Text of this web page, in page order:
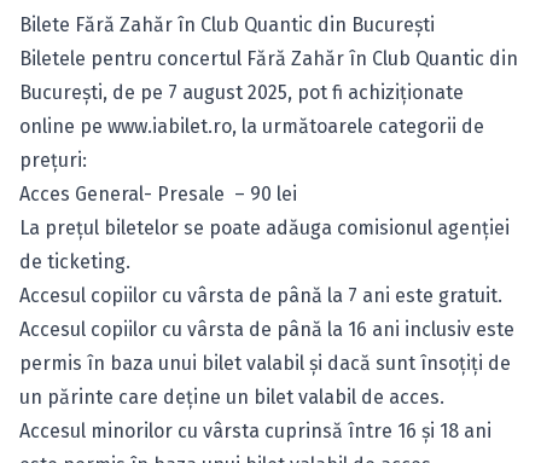
Bilete Fără Zahăr în Club Quantic din București
Biletele pentru concertul Fără Zahăr în Club Quantic din
București, de pe 7 august 2025, pot fi achiziționate
online pe www.iabilet.ro, la următoarele categorii de
prețuri:
Acces General- Presale – 90 lei
La prețul biletelor se poate adăuga comisionul agenției
de ticketing.
Accesul copiilor cu vârsta de până la 7 ani este gratuit.
Accesul copiilor cu vârsta de până la 16 ani inclusiv este
permis în baza unui bilet valabil și dacă sunt însoțiți de
un părinte care deține un bilet valabil de acces.
Accesul minorilor cu vârsta cuprinsă între 16 și 18 ani